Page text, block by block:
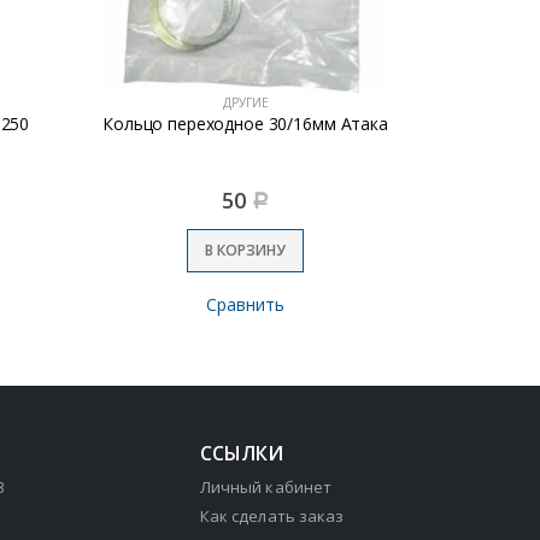
ДРУГИЕ
Кольцо переходное 30/16мм Атака
50 Р
В КОРЗИНУ
Сравнить
ССЫЛКИ
Личный кабинет
Как сделать заказ